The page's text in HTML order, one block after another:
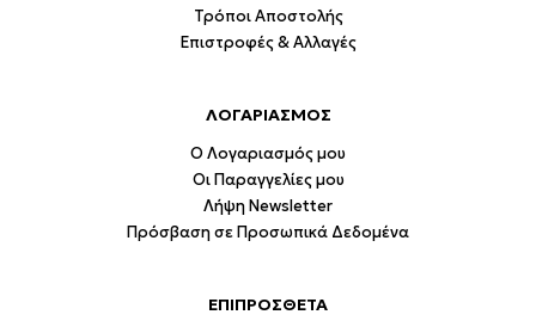
Τρόποι Αποστολής
Επιστροφές & Αλλαγές
ΛΟΓΑΡΙΑΣΜΟΣ
Ο Λογαριασμός μου
Οι Παραγγελίες μου
Λήψη Newsletter
Πρόσβαση σε Προσωπικά Δεδομένα
ΕΠΙΠΡΟΣΘΕΤΑ